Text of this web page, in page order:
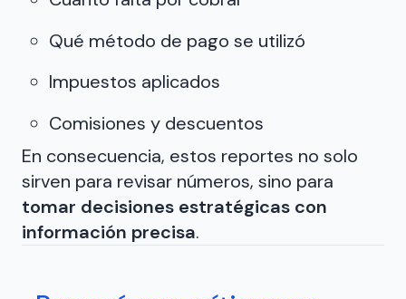
Qué método de pago se utilizó
Impuestos aplicados
Comisiones y descuentos
En consecuencia, estos reportes no solo
sirven para revisar números, sino para
tomar decisiones estratégicas con
información precisa.